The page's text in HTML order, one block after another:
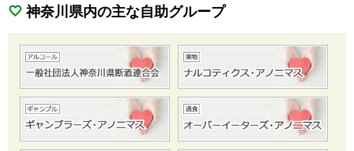
神奈川県内の主な自助グループ